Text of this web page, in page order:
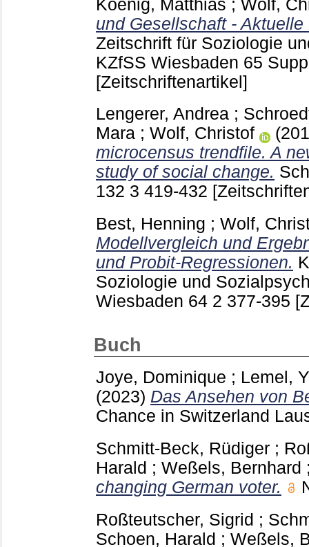
Koenig, Matthias ; Wolf,
und Gesellschaft -
Zeitschrift für Soziologie
KZfSS Wiesbaden 65
[Zeitschriftenartikel]
Lengerer, Andrea ;
Mara ; Wolf, Christof
microcensus trendfile. A
study of social change.
132 3 419-432
Best, Henning ; Wolf,
Modellvergleich und
und Probit-Regressionen.
Soziologie und
Wiesbaden 64 2 377-395
Buch
Joye, Dominique ; Lemel,
(2023) Das Ansehen von
Chance in Switzerland
Schmitt-Beck, Rüdiger ;
Harald ; Weßels, Bernhard
changing German voter.
Roßteutscher, Sigrid ;
Schoen, Harald ; Weßels,